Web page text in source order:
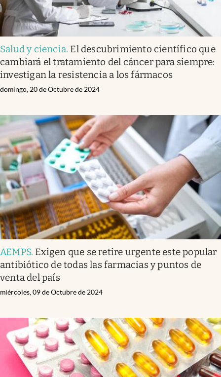
Salud y ciencia. El descubrimiento científico que
cambiará el tratamiento del cáncer para siempre:
investigan la resistencia a los fármacos
domingo, 20 de Octubre de 2024
AEMPS. Exigen que se retire urgente este popular
antibiótico de todas las farmacias y puntos de
venta del país
miércoles, 09 de Octubre de 2024